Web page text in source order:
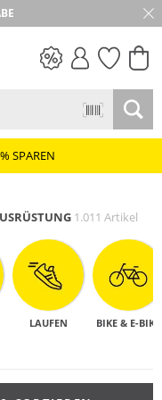
SPAREN
1.011 Artikel
LAUFEN BIKE & E-BIKE